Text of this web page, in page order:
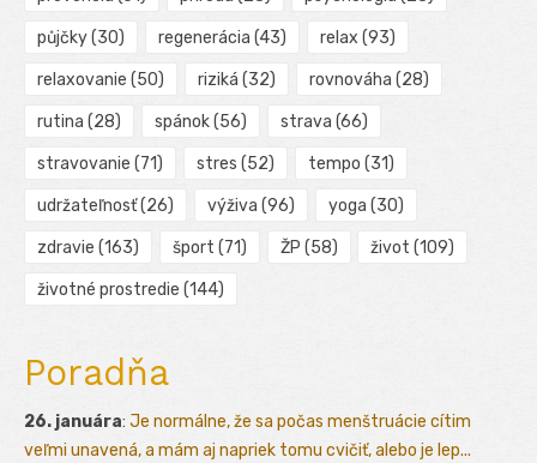
půjčky(30) regenerácia (43) relax (93)
relaxovanie (50) riziká (32) rovnováha (28)
rutina (28) spánok(56) strava (66)
stravovanie (71) stres (52) tempo (31)
udržateľnosť(26) výživa (96) yoga (30)
zdravie (163) šport (71) ŽP (58) život (109)
životné prostredie (144)
Poradňa
26. januára: Je normálne, že sa počas menštruácie cítim
veľmi unavená, a mám aj napriek tomu cvičiť, alebo je lep...